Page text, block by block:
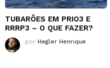
TUBARÕES EM PRIO3 E
RRRP3 – O QUE FAZER?
por Hegler Henrique